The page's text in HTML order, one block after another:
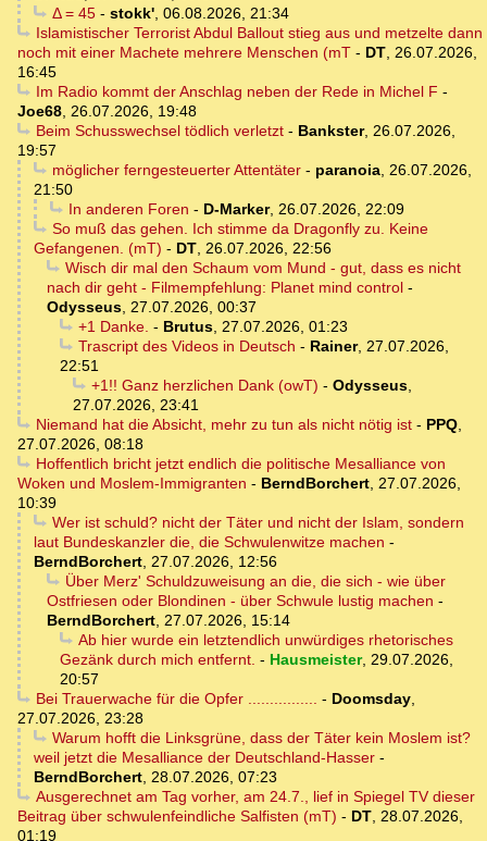
Δ = 45- stokk', 06.08.2026, 21:34
Islamistischer Terrorist Abdul Ballout stieg aus und metzelte dann
noch mit einer Machete mehrere Menschen (mT - DT, 26.07.2026,
16:45
Im Radio kommt der Anschlag neben der Rede in Michel F -
Joe68, 26.07.2026, 19:48
Beim Schusswechsel tödlich verletzt- Bankster, 26.07.2026,
19:57
möglicher ferngesteuerter Attentäter- paranoia, 26.07.2026,
21:50
In anderen Foren - D-Marker, 26.07.2026, 22:09
So muß das gehen. Ich stimme da Dragonfly zu. Keine
Gefangenen. (mT) - DT, 26.07.2026, 22:56
Wisch dir mal den Schaum vom Mund - gut, dass es nicht
nach dir geht - Filmempfehlung: Planet mind control -
Odysseus, 27.07.2026, 00:37
+1 Danke. - Brutus, 27.07.2026, 01:23
Trascript des Videos in Deutsch - Rainer, 27.07.2026,
22:51
+1!! Ganz herzlichen Dank (owT) - Odysseus,
27.07.2026, 23:41
Niemand hat die Absicht, mehr zu tun als nicht nötig ist- PPQ,
27.07.2026, 08:18
Hoffentlich bricht jetzt endlich die politische Mesalliance von
Woken und Moslem-Immigranten - BerndBorchert, 27.07.2026,
10:39
Wer ist schuld? nicht der Täter und nicht der Islam, sondern
laut Bundeskanzler die, die Schwulenwitze machen -
BerndBorchert, 27.07.2026, 12:56
Über Merz' Schuldzuweisung an die, die sich - wie über
Ostfriesen oder Blondinen - über Schwule lustig machen -
BerndBorchert, 27.07.2026, 15:14
Ab hier wurde ein letztendlich unwürdiges rhetorisches
Gezänk durch mich entfernt. - Hausmeister, 29.07.2026,
20:57
Bei Trauerwache für die Opfer ................ - Doomsday,
27.07.2026, 23:28
Warum hofft die Linksgrüne, dass der Täter kein Moslem ist?
weil jetzt die Mesalliance der Deutschland-Hasser -
BerndBorchert, 28.07.2026, 07:23
Ausgerechnet am Tag vorher, am 24.7., lief in Spiegel TV dieser
Beitrag über schwulenfeindliche Salfisten (mT) - DT, 28.07.2026,
01:19